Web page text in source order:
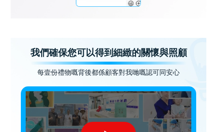
我們確保您可以得到細緻的關懷與照顧
每壹份禮物嘅背後都係顧客對我哋嘅認可同安心